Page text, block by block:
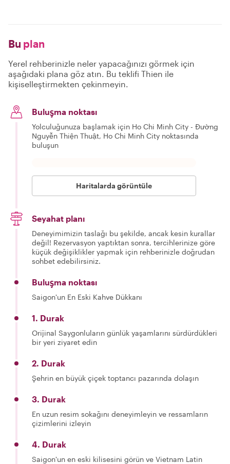
Bu plan
Yerel rehberinizle neler yapacağınızı görmek için
aşağıdaki plana göz atın. Bu teklifi Thien ile
kişiselleştirmekten çekinmeyin.
Buluşma noktası
Yolculuğunuza başlamak için Ho Chi Minh City - Đường
Nguyễn Thiện Thuật, Ho Chi Minh City noktasında
buluşun
Haritalarda görüntüle
Seyahat planı
Deneyimimizin taslağı bu şekilde, ancak kesin kurallar
değil! Rezervasyon yaptıktan sonra, tercihlerinize göre
küçük değişiklikler yapmak için rehberinizle doğrudan
sohbet edebilirsiniz.
Buluşma noktası
Saigon'un En Eski Kahve Dükkanı
1. Durak
Orijinal Saygonluların günlük yaşamlarını sürdürdükleri
bir yeri ziyaret edin
2. Durak
Şehrin en büyük çiçek toptancı pazarında dolaşın
3. Durak
En uzun resim sokağını deneyimleyin ve ressamların
çizimlerini izleyin
4. Durak
Saigon'un en eski kilisesini görün ve Vietnam Latin